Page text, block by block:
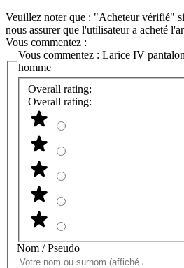
Veuillez noter que : "Acheteur vérifié"
nous assurer que l'utilisateur a acheté
Vous commentez :
Vous commentez : Larice IV
homme
Overall rating:
Overall rating:
Nom / Pseudo